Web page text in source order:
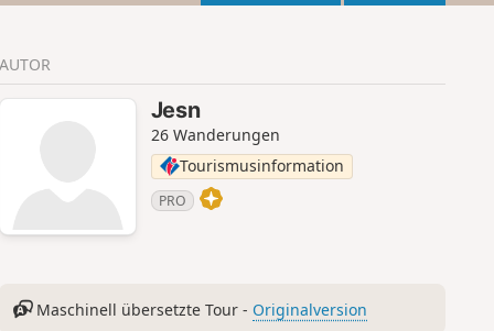
n
AUTOR
Jesn
26 Wanderungen
Tourismusinformation
PRO
Maschinell übersetzte Tour - Originalversion